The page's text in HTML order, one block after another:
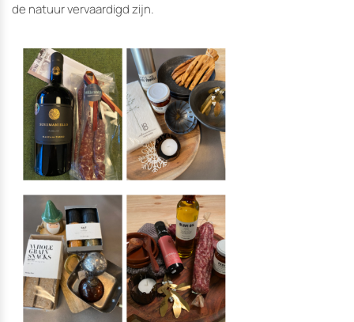
de natuur vervaardigd zijn.